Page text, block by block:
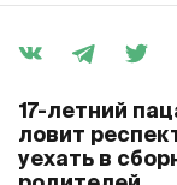
17-летний
ловит
уехать в